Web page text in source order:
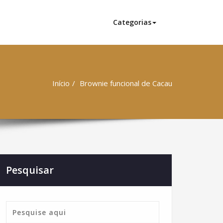
Categorias
Início Brownie funcional de Cacau
Pesquisar